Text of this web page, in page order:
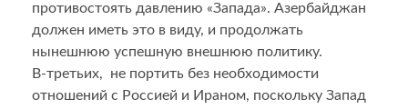
противостоять давлению «Запада». Азербайджан
должен иметь это в виду, и продолжать
нынешнюю успешную внешнюю политику.
В-третьих, не портить без необходимости
отношений с Россией и Ираном, поскольку Запад